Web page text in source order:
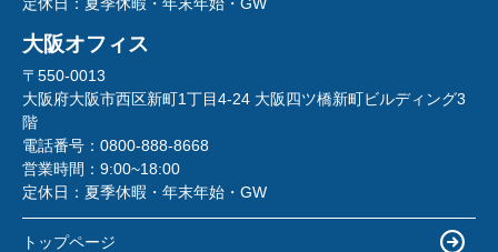
大阪オフィス
〒550-0013
大阪府大阪市西区新町1丁目4-24 大阪四ツ橋新町ビルディング3
階
電話番号： 0800-888-8668
営業時間： 9:00~18:00
定休日： 夏季休暇・年末年始・GW
トップページ